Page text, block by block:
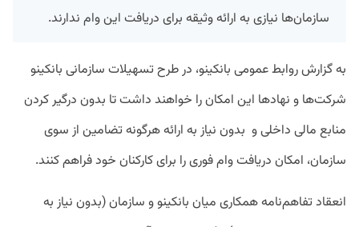
سازمان‌ها نیازی به ارائه وثیقه برای دریافت این وام ندارند.
به گزارش روابط عمومی بانکینو، در طرح تسهیلات سازمانی بانکینو
شرکت‌ها و نهادها این امکان را خواهند داشت تا بدون درگیر کردن
منابع مالی داخلی و بدون نیاز به ارائه هرگونه تضامین از سوی
سازمان، امکان دریافت وام فوری را برای کارکنان خود فراهم کنند.
انعقاد تفاهم‌نامه همکاری میان بانکینو و سازمان (بدون نیاز به